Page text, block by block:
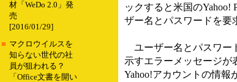
材「WeDo 2.0」発
売
[2016/01/29]
■ マクロウイルスを
知らない世代の社
員が狙われる？
「Office文書を開い
ックすると米国のYahoo!
ザー名とパスワードを要
ユーザー名とパスワー
示すエラーメッセージが
Yahoo!アカウントの情報